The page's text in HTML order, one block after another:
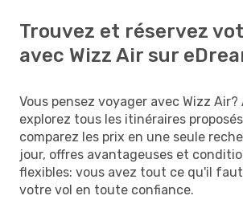
Trouvez et réservez
avec Wizz Air sur
Vous pensez voyager avec Wizz Air?
explorez tous les itinéraires
comparez les prix en une seule
jour, offres avantageuses et
flexibles: vous avez tout ce qu'il
votre vol en toute confiance.